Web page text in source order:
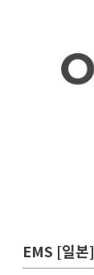
EMS [일본